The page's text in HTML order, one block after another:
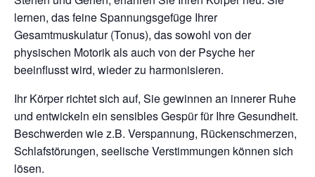
lernen, das feine Spannungsgefüge Ihrer
Gesamtmuskulatur (Tonus), das sowohl von der
physischen Motorik als auch von der Psyche her
beeinflusst wird, wieder zu harmonisieren.
Ihr Körper richtet sich auf, Sie gewinnen an innerer Ruhe
und entwickeln ein sensibles Gespür für Ihre Gesundheit.
Beschwerden wie z.B. Verspannung, Rückenschmerzen,
Schlafstörungen, seelische Verstimmungen können sich
lösen.